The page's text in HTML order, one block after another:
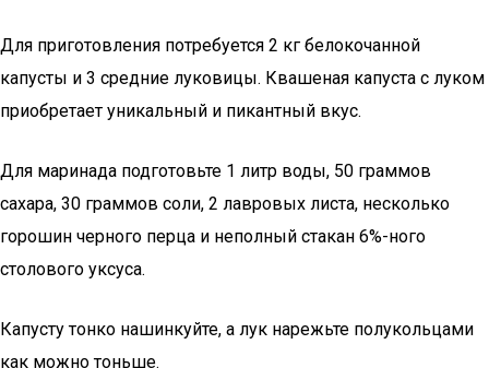
Для приготовления потребуется 2 кг белокочанной
капусты и 3 средние луковицы. Квашеная капуста с луком
приобретает уникальный и пикантный вкус.
Для маринада подготовьте 1 литр воды, 50 граммов
сахара, 30 граммов соли, 2 лавровых листа, несколько
горошин черного перца и неполный стакан 6%-ного
столового уксуса.
Капусту тонко нашинкуйте, а лук нарежьте полукольцами
как можно тоньше.